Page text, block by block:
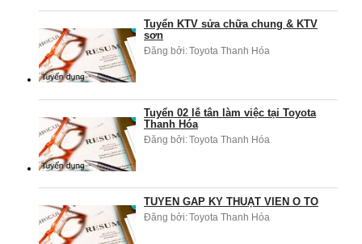
Tuyển KTV sửa chữa chung & KTV
sơn
Đăng bởi:Toyota Thanh Hóa
Tuyển 02 lễ tân làm việc tại Toyota
Thanh Hóa
Đăng bởi:Toyota Thanh Hóa
TUYỂN GẤP KỸ THUẬT VIÊN Ô TÔ
Đăng bởi:Toyota Thanh Hóa